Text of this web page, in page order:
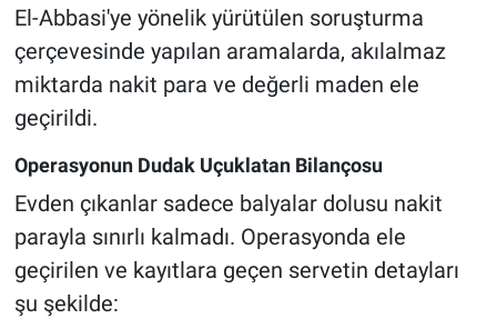
El-Abbasi'ye yönelik yürütülen soruşturma
çerçevesinde yapılan aramalarda, akılalmaz
miktarda nakit para ve değerli maden ele
geçirildi.
Operasyonun Dudak Uçuklatan Bilançosu
Evden çıkanlar sadece balyalar dolusu nakit
parayla sınırlı kalmadı. Operasyonda ele
geçirilen ve kayıtlara geçen servetin detayları
şu şekilde: